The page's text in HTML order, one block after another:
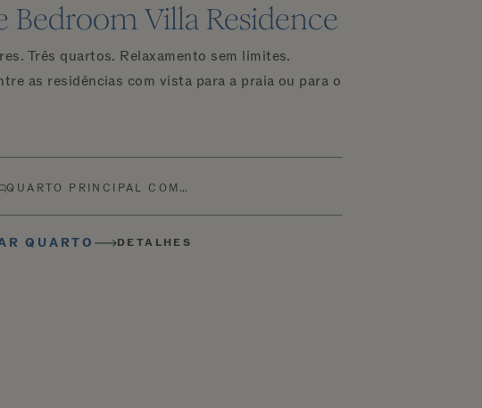
Bedroom Villa Residence
Três quartos. Relaxamento sem limites.
as residências com vista para a praia ou para o
QUARTO PRINCIPAL COM…
QUARTO DETALHES